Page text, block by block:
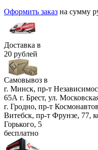
Оформить заказ на сумму
Доставка в
20 рублей
Самовывоз в
г. Минск, пр-т
65А г. Брест, ул.
г. Гродно, пр-т
Витебск, пр-т Фрунзе, 77,
Горького, 5
бесплатно